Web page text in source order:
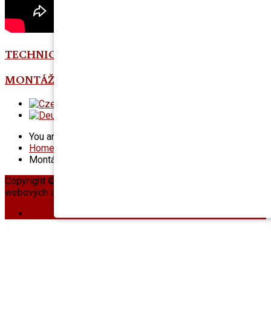
TECHNICKÉ LISTY - LEPIDLA
MONTÁŽNÍ VIDEA
You are here:
Home
Montážní videa
Copyright © 2026. dubove podlahy. Designed by Tvorba
webových stránek
Kontakt